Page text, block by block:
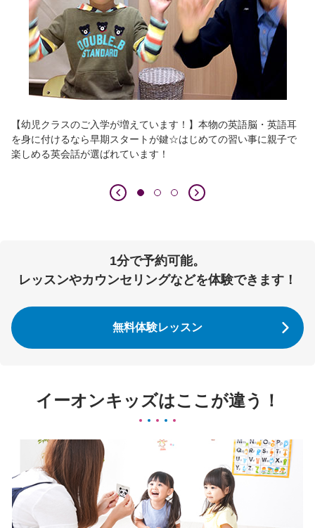
【幼児クラスのご入学が増えています！】本物の英語脳・英語耳
を身に付けるなら早期スタートが鍵☆はじめての習い事に親子で
楽しめる英会話が選ばれています！
1分で予約可能。
レッスンやカウンセリングなどを体験できます！
無料体験レッスン
イーオンキッズはここが違う！